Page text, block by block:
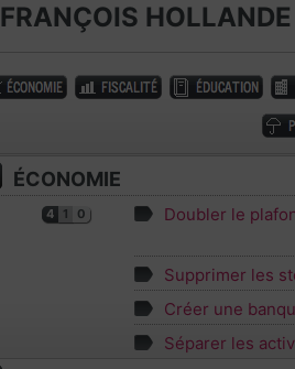
FRANÇOIS HOLLANDE
ÉCONOMIE
4 1 0 Doubler le
Supprimer les
Créer une
Séparer les